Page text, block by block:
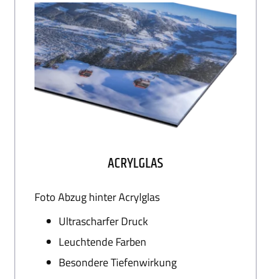
ÜBER UNS
WARENKORB
ACRYLGLAS
Foto Abzug hinter Acrylglas
Ultrascharfer Druck
Leuchtende Farben
Besondere Tiefenwirkung